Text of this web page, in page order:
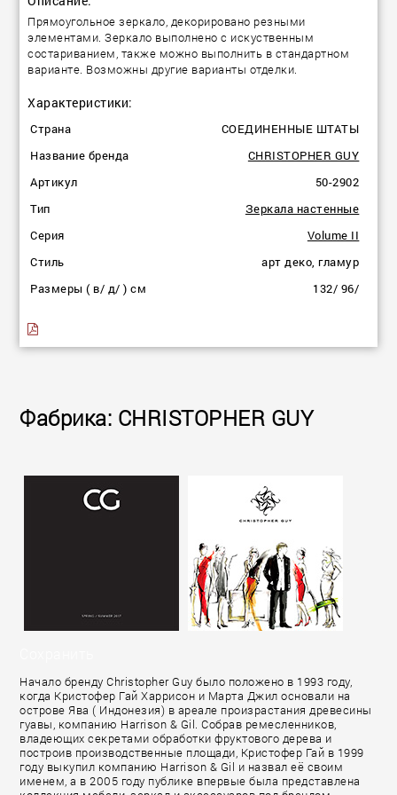
Прямоугольное зеркало, декорировано резными
элементами. Зеркало выполнено с искуственным
состариванием, также можно выполнить в стандартном
варианте. Возможны другие варианты отделки.
Характеристики:
Страна
СОЕДИНЕННЫЕ ШТАТЫ
Название бренда
CHRISTOPHER GUY
Артикул
50-2902
Тип
Зеркала настенные
Серия
Volume II
Стиль
арт деко, гламур
Размеры ( в/ д/ ) см
132/ 96/
Фабрика: CHRISTOPHER GUY
Начало бренду Christopher Guy было положено в 1993 году,
когда Кристофер Гай Харрисон и Марта Джил основали на
острове Ява ( Индонезия) в ареале произрастания древесины
гуавы, компанию Harrison & Gil. Собрав ремесленников,
владеющих секретами обработки фруктового дерева и
построив производственные площади, Кристофер Гай в 1999
году выкупил компанию Harrison & Gil и назвал её своим
именем, а в 2005 году публике впервые была представлена